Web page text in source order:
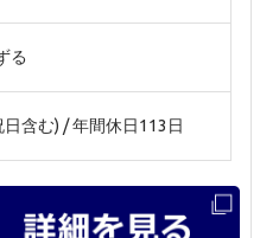
る
含む) / 年間休日113日